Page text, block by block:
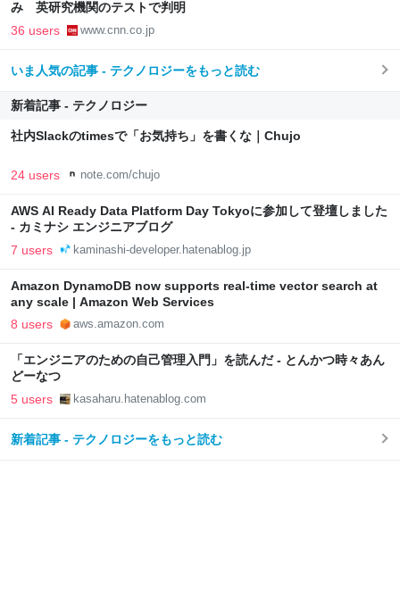
み 英研究機関のテストで判明
36 users www.cnn.co.jp
いま人気の記事 - テクノロジーをもっと読む
新着記事 - テクノロジー
社内Slackのtimesで「お気持ち」を書くな｜Chujo
24 users note.com/chujo
AWS AI Ready Data Platform Day Tokyoに参加して登壇しました
- カミナシ エンジニアブログ
7 users kaminashi-developer.hatenablog.jp
Amazon DynamoDB now supports real-time vector search at
any scale | Amazon Web Services
8 users aws.amazon.com
「エンジニアのための自己管理入門」を読んだ - とんかつ時々あん
どーなつ
5 users kasaharu.hatenablog.com
新着記事 - テクノロジーをもっと読む